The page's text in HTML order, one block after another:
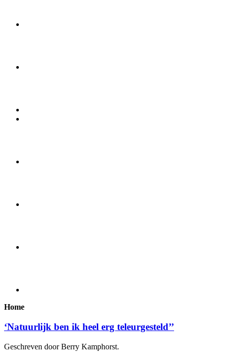
Home
‘Natuurlijk ben ik heel erg teleurgesteld’’
Geschreven door Berry Kamphorst.